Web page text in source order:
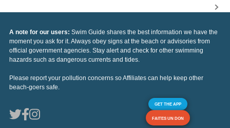
A note for our users: Swim Guide shares the best information we have the
moment you ask for it. Always obey signs at the beach or advisories from
official government agencies. Stay alert and check for other swimming
hazards such as dangerous currents and tides.
Please report your pollution concerns so Affiliates can help keep other
beach-goers safe.
GET THE APP
FAITES UN DON